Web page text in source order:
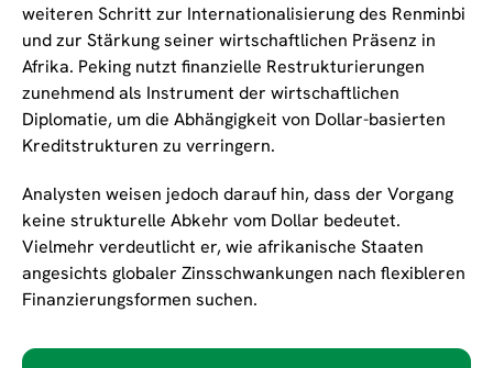
weiteren Schritt zur Internationalisierung des Renminbi
und zur Stärkung seiner wirtschaftlichen Präsenz in
Afrika. Peking nutzt finanzielle Restrukturierungen
zunehmend als Instrument der wirtschaftlichen
Diplomatie, um die Abhängigkeit von Dollar-basierten
Kreditstrukturen zu verringern.
Analysten weisen jedoch darauf hin, dass der Vorgang
keine strukturelle Abkehr vom Dollar bedeutet.
Vielmehr verdeutlicht er, wie afrikanische Staaten
angesichts globaler Zinsschwankungen nach flexibleren
Finanzierungsformen suchen.